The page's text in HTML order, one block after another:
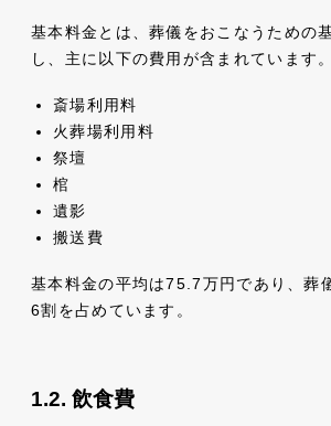
基本料金とは、葬儀をおこなうための
し、主に以下の費用が含まれています。
斎場利用料
火葬場利用料
祭壇
棺
遺影
搬送費
基本料金の平均は75.7万円であり、葬
6割を占めています。
飲食費